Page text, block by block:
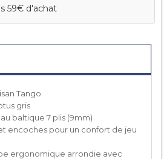
59€ d'achat
Tango
gris
baltique 7 plis (9mm)
encoches pour un confort de jeu
ergonomique arrondie avec